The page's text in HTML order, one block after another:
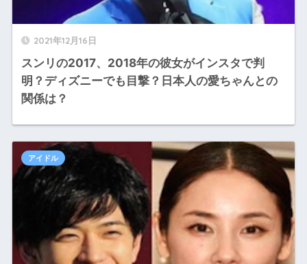
2021年12月16日
スンリの2017、2018年の彼女がインスタで判
明？ディズニーでも目撃？日本人の愛ちゃんとの
関係は？
アイドル